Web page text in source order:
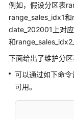
计
费
说
明
快
速
入
例如，假设分区表
range_sales_idx1
date_202001上对
和
下面给出了维护分区
可以通过如下命
可用。